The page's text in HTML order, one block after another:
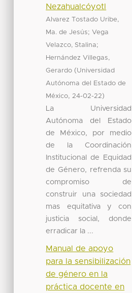
Nezahualcóyotl
Alvarez Tostado Uribe,
Ma. de Jesús;Vega
Velazco, Stalina;
Hernández Villegas,
Gerardo (Universidad
Autónoma del Estado de
México, 24-02-22)
La Universidad
Autónoma del Estado
de México, por medio
de la Coordinación
Institucional de Equidad
de Género, refrenda su
compromiso de
construir una sociedad
mas equitativa y con
justicia social, donde
erradicar la ...
Manual de apoyo
para la sensibilización
de género en la
práctica docente en